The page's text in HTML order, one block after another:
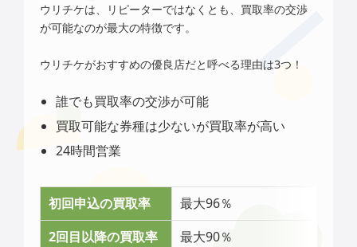
ウリチケは、リピーターではなくとも、買取率の交渉
が可能なのが最大の特徴です。
ウリチケがおすすめの優良店だと呼べる理由は3つ！
誰でも買取率の交渉が可能
買取可能な券種は少ないが買取率が高い
24時間営業
初回申込の買取率
最大96％
2回目以降の買取率
最大90％